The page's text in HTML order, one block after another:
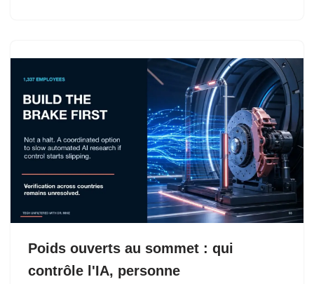
Poids ouverts au sommet : qui
contrôle l'IA, personne